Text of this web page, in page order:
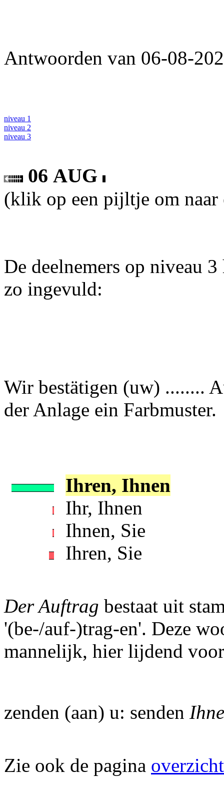
Antwoorden van 06-08-
niveau 1
niveau 2
niveau 3
06 AUG
(klik op een pijltje om naar
De deelnemers op niveau
zo ingevuld:
Wir bestätigen (uw) ........
der Anlage ein Farbmuster.
Ihren, Ihnen
Ihr, Ihnen
Ihnen, Sie
Ihren, Sie
Der Auftrag bestaat uit
'(be-/auf-)trag-en'. Deze
mannelijk, hier lijdend
zenden (aan) u: senden
Zie ook de pagina